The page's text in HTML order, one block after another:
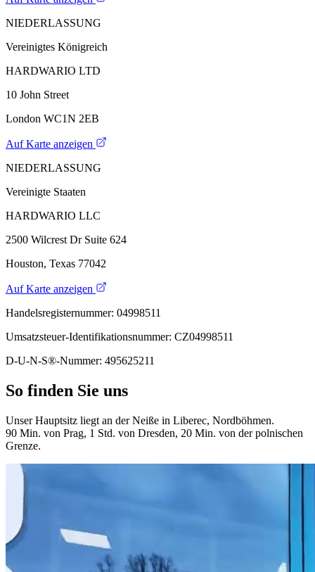
NIEDERLASSUNG
Vereinigtes Königreich
HARDWARIO LTD
10 John Street
London WC1N 2EB
Auf Karte anzeigen
NIEDERLASSUNG
Vereinigte Staaten
HARDWARIO LLC
2500 Wilcrest Dr Suite 624
Houston, Texas 77042
Auf Karte anzeigen
Handelsregisternummer: 04998511
Umsatzsteuer-Identifikationsnummer: CZ04998511
D-U-N-S®-Nummer: 495625211
So finden Sie uns
Unser Hauptsitz liegt an der Neiße in Liberec, Nordböhmen.
90 Min. von Prag, 1 Std. von Dresden, 20 Min. von der polnischen
Grenze.